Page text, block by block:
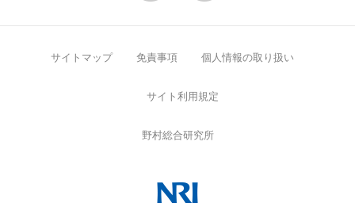
サイトマップ 免責事項 個人情報の取り扱い
サイト利用規定
野村総合研究所